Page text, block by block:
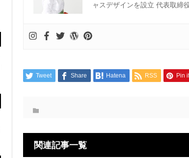
ャスデザインを設立 代表取締
Tweet Share Hatena RSS Pin it
関連記事一覧